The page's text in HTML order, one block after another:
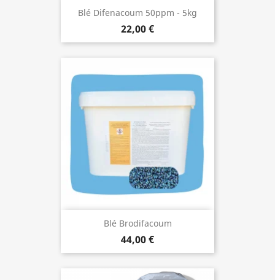
Blé Difenacoum 50ppm - 5kg
22,00 €
Blé Brodifacoum
44,00 €